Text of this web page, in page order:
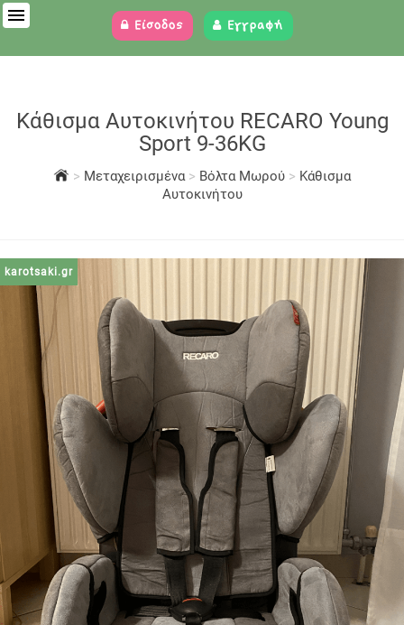
Είσοδος Εγγραφή
Κάθισμα Αυτοκινήτου RECARO Young
Sport 9-36KG
> Μεταχειρισμένα > Βόλτα Μωρού > Κάθισμα
Αυτοκινήτου
karotsaki.gr